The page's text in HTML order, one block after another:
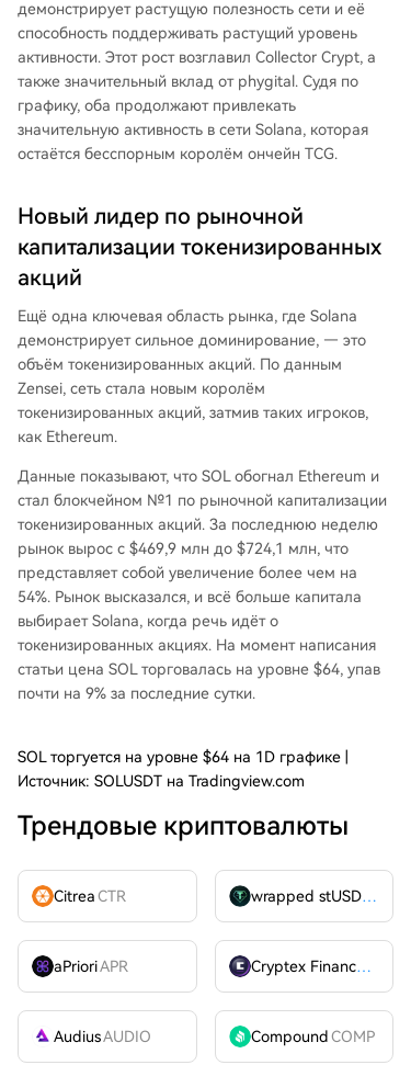
демонстрирует растущую полезность сети и её
способность поддерживать растущий уровень
активности. Этот рост возглавил Collector Crypt, а
также значительный вклад от phygital. Судя по
графику, оба продолжают привлекать
значительную активность в сети Solana, которая
остаётся бесспорным королём ончейн TCG.
Новый лидер по рыночной
капитализации токенизированных
акций
Ещё одна ключевая область рынка, где Solana
демонстрирует сильное доминирование, — это
объём токенизированных акций. По данным
Zensei, сеть стала новым королём
токенизированных акций, затмив таких игроков,
как Ethereum.
Данные показывают, что SOL обогнал Ethereum и
стал блокчейном №1 по рыночной капитализации
токенизированных акций. За последнюю неделю
рынок вырос с $469,9 млн до $724,1 млн, что
представляет собой увеличение более чем на
54%. Рынок высказался, и всё больше капитала
выбирает Solana, когда речь идёт о
токенизированных акциях. На момент написания
статьи цена SOL торговалась на уровне $64, упав
почти на 9% за последние сутки.
SOL торгуется на уровне $64 на 1D графике |
Источник: SOLUSDT на Tradingview.com
Трендовые криптовалюты
CitreaCTR wrapped stUSDT
aPrioriAPR Cryptex FinanceCTX
AudiusAUDIO CompoundCOMP